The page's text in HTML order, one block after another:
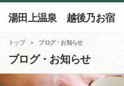
湯田上温泉 越後乃お宿
トップ ブログ・お知らせ
ブログ・お知らせ